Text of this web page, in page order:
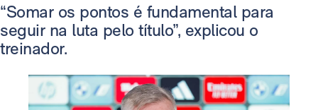
“Somar os pontos é fundamental para
seguir na luta pelo título”, explicou o
treinador.